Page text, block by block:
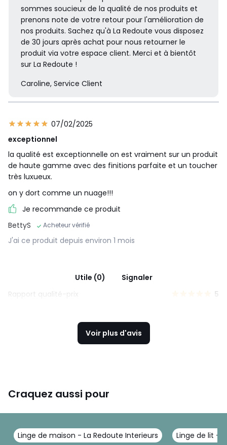
sommes soucieux de la qualité de nos produits et
prenons note de votre retour pour l'amélioration de
nos produits. Sachez qu'à La Redoute vous disposez
de 30 jours après achat pour nous retourner le
produit via votre espace client. Merci et à bientôt
sur La Redoute !
Caroline, Service Client
07/02/2025
exceptionnel
la qualité est exceptionnelle on est vraiment sur un produit
de haute gamme avec des finitions parfaite et un toucher
très luxueux.
on y dort comme un nuage!!!
Je recommande ce produit
BettyS
Acheteur vérifié
J'ai ce produit depuis environ 1 mois
Utile (0)
Signaler
Rapport qualité-prix
5
Voir plus d'avis
Craquez aussi pour
Linge de maison - La Redoute Interieurs Linge de lit -